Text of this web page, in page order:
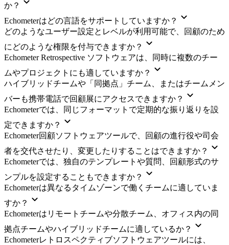
か？
Echometerはどの言語をサポートしていますか？
どのようなユーザー設定とレベルが利用可能で、回顧のため
にどのような権限を付与できますか？
Echometer Retrospective ソフトウェアは、同時に複数のチー
ムやプロジェクトにも適していますか？
ハイブリッドチームや「同拠点」チーム、またはチームメン
バーも携帯電話で回顧展にアクセスできますか？
Echometerでは、同じフォーマットで定期的な振り返りを設
定できますか？
Echometer回顧ソフトウェアツールで、回顧の進行役や司会
者を交代させたり、変更したりすることはできますか？
Echometerでは、独自のテンプレートや質問、回顧形式のサ
ンプルを設定することもできますか？
Echometerは異なるタイムゾーンで働くチームに適していま
すか？
Echometerはリモートチームや分散チーム、オフィス内の同
拠点チームやハイブリッドチームに適しているか？
Echometerレトロスペクティブソフトウェアツールには、